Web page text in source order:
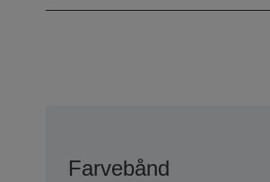
Farvebånd